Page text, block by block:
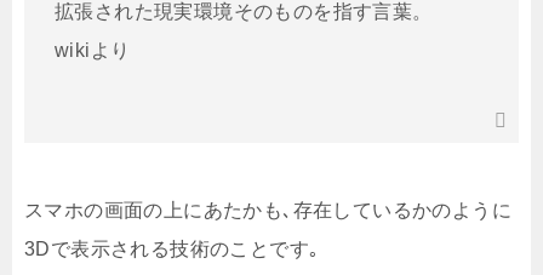
拡張された現実環境そのものを指す言葉。
wikiより
スマホの画面の上にあたかも､存在しているかのように
3Dで表示される技術のことです｡